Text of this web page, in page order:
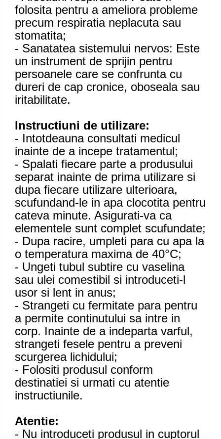
folosita pentru a ameliora probleme
precum respiratia neplacuta sau
stomatita;
- Sanatatea sistemului nervos: Este
un instrument de sprijin pentru
persoanele care se confrunta cu
dureri de cap cronice, oboseala sau
iritabilitate.
Instructiuni de utilizare:
- Intotdeauna consultati medicul
inainte de a incepe tratamentul;
- Spalati fiecare parte a produsului
separat inainte de prima utilizare si
dupa fiecare utilizare ulterioara,
scufundand-le in apa clocotita pentru
cateva minute. Asigurati-va ca
elementele sunt complet scufundate;
- Dupa racire, umpleti para cu apa la
o temperatura maxima de 40°C;
- Ungeti tubul subtire cu vaselina
sau ulei comestibil si introduceti-l
usor si lent in anus;
- Strangeti cu fermitate para pentru
a permite continutului sa intre in
corp. Inainte de a indeparta varful,
strangeti fesele pentru a preveni
scurgerea lichidului;
- Folositi produsul conform
destinatiei si urmati cu atentie
instructiunile.
Atentie:
- Nu introduceti produsul in cuptorul